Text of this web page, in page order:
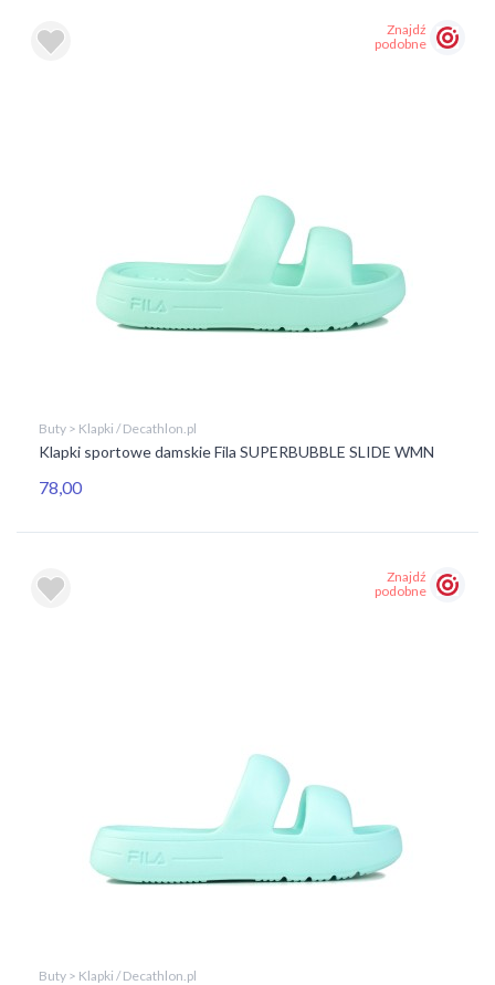
Znajdź
podobne
Buty > Klapki / Decathlon.pl
Klapki sportowe damskie Fila SUPERBUBBLE SLIDE WMN
78,00
Znajdź
podobne
Buty > Klapki / Decathlon.pl